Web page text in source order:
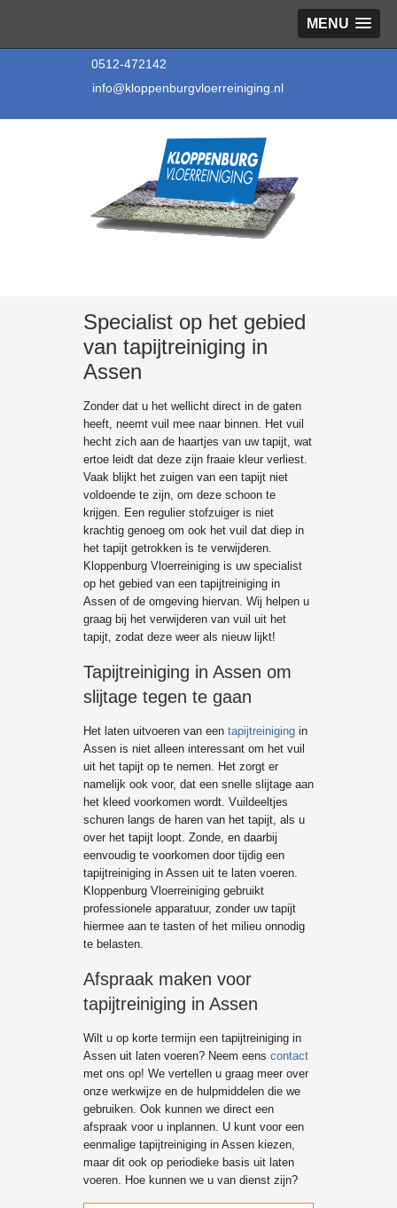
MENU
0512-472142
info@kloppenburgvloerreiniging.nl
Specialist op het gebied
van tapijtreiniging in
Assen
Zonder dat u het wellicht direct in de gaten
heeft, neemt vuil mee naar binnen. Het vuil
hecht zich aan de haartjes van uw tapijt, wat
ertoe leidt dat deze zijn fraaie kleur verliest.
Vaak blijkt het zuigen van een tapijt niet
voldoende te zijn, om deze schoon te
krijgen. Een regulier stofzuiger is niet
krachtig genoeg om ook het vuil dat diep in
het tapijt getrokken is te verwijderen.
Kloppenburg Vloerreiniging is uw specialist
op het gebied van een tapijtreiniging in
Assen of de omgeving hiervan. Wij helpen u
graag bij het verwijderen van vuil uit het
tapijt, zodat deze weer als nieuw lijkt!
Tapijtreiniging in Assen om
slijtage tegen te gaan
Het laten uitvoeren van een tapijtreiniging in
Assen is niet alleen interessant om het vuil
uit het tapijt op te nemen. Het zorgt er
namelijk ook voor, dat een snelle slijtage aan
het kleed voorkomen wordt. Vuildeeltjes
schuren langs de haren van het tapijt, als u
over het tapijt loopt. Zonde, en daarbij
eenvoudig te voorkomen door tijdig een
tapijtreiniging in Assen uit te laten voeren.
Kloppenburg Vloerreiniging gebruikt
professionele apparatuur, zonder uw tapijt
hiermee aan te tasten of het milieu onnodig
te belasten.
Afspraak maken voor
tapijtreiniging in Assen
Wilt u op korte termijn een tapijtreiniging in
Assen uit laten voeren? Neem eens contact
met ons op! We vertellen u graag meer over
onze werkwijze en de hulpmiddelen die we
gebruiken. Ook kunnen we direct een
afspraak voor u inplannen. U kunt voor een
eenmalige tapijtreiniging in Assen kiezen,
maar dit ook op periodieke basis uit laten
voeren. Hoe kunnen we u van dienst zijn?